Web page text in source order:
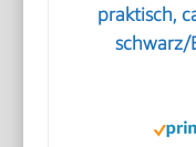
praktisch,
schwarz/